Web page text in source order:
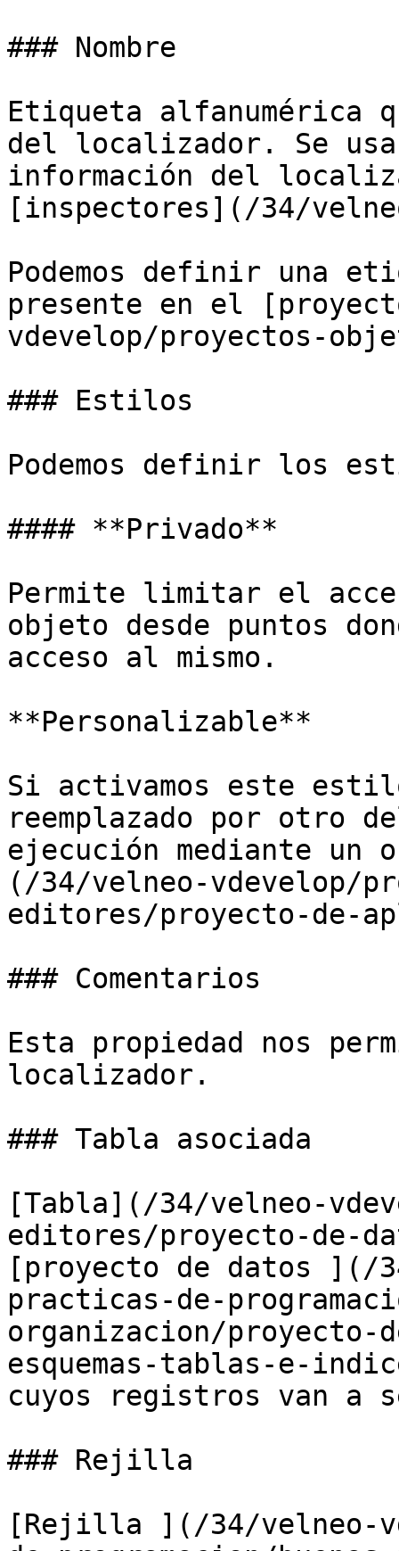
### Nombre
Etiqueta alfanumérica
del localizador. Se
información del
[inspectores](/34/
Podemos definir una
presente en el
vdevelop/proyectos-
### Estilos
Podemos definir los
#### **Privado**
Permite limitar el
objeto desde puntos
acceso al mismo.
**Personalizable**
Si activamos este
reemplazado por otro
ejecución mediante un
(/34/velneo-vdevelop/
editores/proyecto-de-
### Comentarios
Esta propiedad nos
localizador.
### Tabla asociada
[Tabla](/34/velneo-
editores/proyecto-de-
[proyecto de datos ](/
practicas-de-
organizacion/proyecto-
esquemas-tablas-e-
cuyos registros van a
### Rejilla
[Rejilla ](/34/velneo-